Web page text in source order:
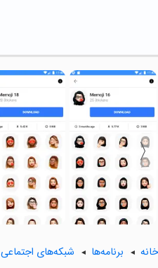
〈
خانه برنامه‌ها شبکه‌های اجتماعی